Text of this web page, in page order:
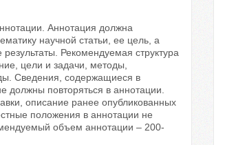
Аннотация должна
научной статьи, ее цель, а
Рекомендуемая структура
цели и задачи, методы,
Сведения, содержащиеся в
должны повторяться в аннотации.
описание ранее опубликованных
положения в аннотации не
объем аннотации – 200-